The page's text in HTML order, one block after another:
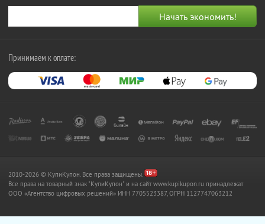
Принимаем к оплате:
2010-2026 © КупиКупон. Все права защищены.
Все права на товарный знак "КупиКупон" и на сайт www.kupikupon.ru принадлежат
OOO «Агентство цифровых решений» ИНН 7705523387, ОГРН 1127747063212